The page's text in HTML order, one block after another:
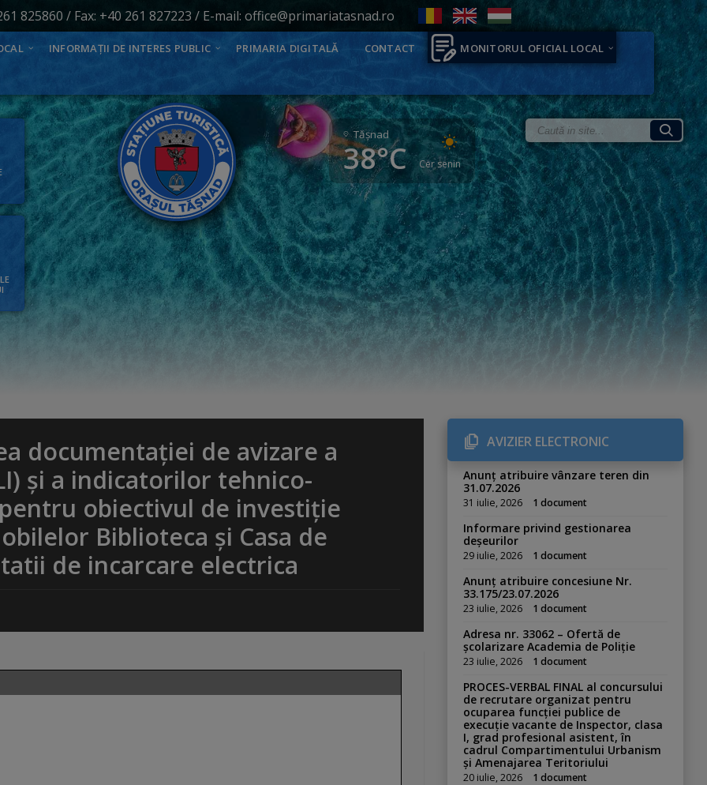
825860 / Fax: +40 261 827223 / E-mail: office@primariatasnad.ro
INFORMAȚII DE INTERES PUBLIC PRIMARIA DIGITALĂ CONTACT MONITORUL OFICIAL LOCAL
Tăşnad
38°C Cer senin
documentației de avizare a
și a indicatorilor tehnico-
obiectivul de investiție
Biblioteca și Casa de
de incarcare electrica
AVIZIER ELECTRONIC
Anunț atribuire vânzare teren din
31.07.2026
31 iulie, 2026 1 document
Informare privind gestionarea
deșeurilor
29 iulie, 2026 1 document
Anunț atribuire concesiune Nr.
33.175/23.07.2026
23 iulie, 2026 1 document
Adresa nr. 33062 – Ofertă de
școlarizare Academia de Poliție
23 iulie, 2026 1 document
PROCES-VERBAL FINAL al concursului
de recrutare organizat pentru
ocuparea funcției publice de
execuție vacante de Inspector, clasa
I, grad profesional asistent, în
cadrul Compartimentului Urbanism
și Amenajarea Teritoriului
20 iulie, 2026 1 document